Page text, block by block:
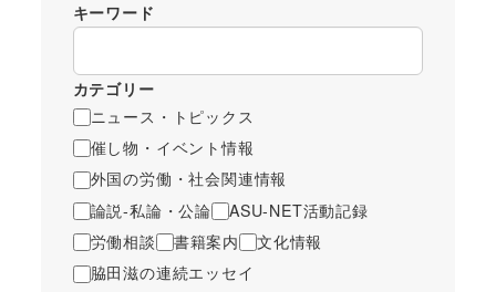
キーワード
カテゴリー
ニュース・トピックス
催し物・イベント情報
外国の労働・社会関連情報
論説-私論・公論
ASU-NET活動記録
労働相談
書籍案内
文化情報
脇田滋の連続エッセイ